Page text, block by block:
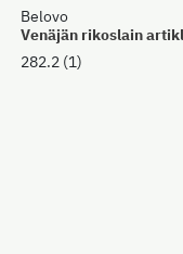
Belovo
Venäjän rikoslain
282.2 (1)